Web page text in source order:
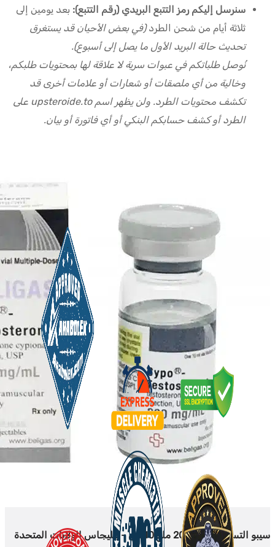
سنرسل إليكم رمز التتبع البريدي (رقم التتبع): بعد يومين إلى
ثلاثة أيام من شحن الطرد(في بعض الأحيان قد يستغرق
تحديث حالة البريد الأول ما يصل إلى أسبوع).
نُوصل طلباتكم في عبوات سرية لا علاقة لها بمحتويات طلبكم،
وخالية من أي ملصقات أو شعارات أو علامات أخرى قد
تكشف محتويات الطرد. ولن يظهر اسم upsteroide.to على
الطرد أو كشف حسابكم البنكي أو أي فاتورة أو بيان.
سيبو التستوستيرون 200 ملغ 10 مل - بيليجاس الولايات المتحدة